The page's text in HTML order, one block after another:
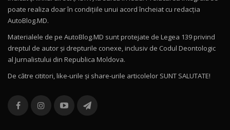
11
Noul Volvo ES90 / Test Drive AutoBlog.MD
12
Noul MG HS / Test Drive AutoBlog.MD
16:48
13
combină aventura cu luxul / AutoBlog.MD
36:08
poate realiza doar în condițiile unui acord încheiat cu redacţia
AutoBlog.MD.
Materialele de pe AutoBlog.MD sunt protejate de Legea 139 privind
dreptul de autor și drepturile conexe, inclusiv de Codul Deontologic
al Jurnalistului din Republica Moldova.
De către cititori, like-urile şi share-urile articolelor SUNT SALUTATE!